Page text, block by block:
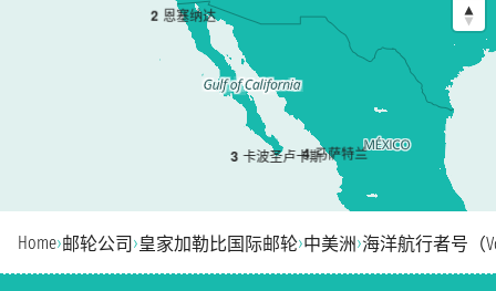
2 恩塞纳达
3 卡波圣卢卡斯
4 马萨特兰
Home›邮轮公司 ›皇家加勒比国际邮轮›中美洲›海洋航行者号（